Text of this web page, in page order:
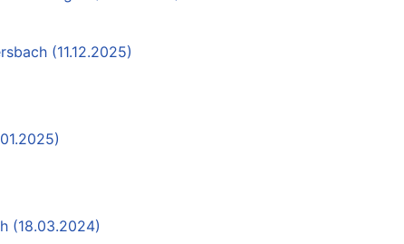
(11.12.2025)
(18.03.2024)